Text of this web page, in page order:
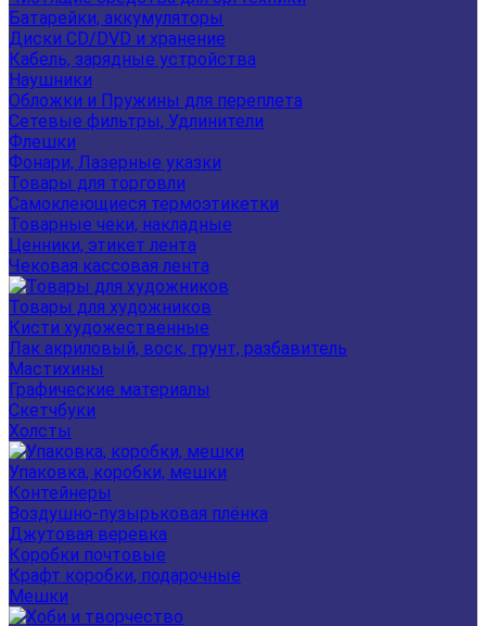
Батарейки, аккумуляторы
Диски CD/DVD и хранение
Кабель, зарядные устройства
Наушники
Обложки и Пружины для переплета
Сетевые фильтры, Удлинители
Флешки
Фонари, Лазерные указки
Товары для торговли
Самоклеющиеся термоэтикетки
Товарные чеки, накладные
Ценники, этикет лента
Чековая кассовая лента
Товары для художников
Кисти художественные
Лак акриловый, воск, грунт, разбавитель
Мастихины
Графические материалы
Скетчбуки
Холсты
Упаковка, коробки, мешки
Контейнеры
Воздушно-пузырьковая плёнка
Джутовая веревка
Коробки почтовые
Крафт коробки, подарочные
Мешки